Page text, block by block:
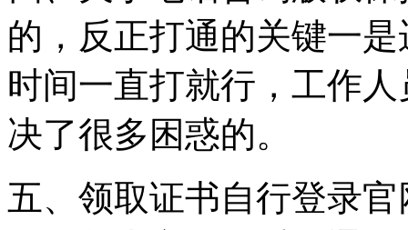
的，反正打通的关键一
时间一直打就行，工作
决了很多困惑的。
五、领取证书自行登录